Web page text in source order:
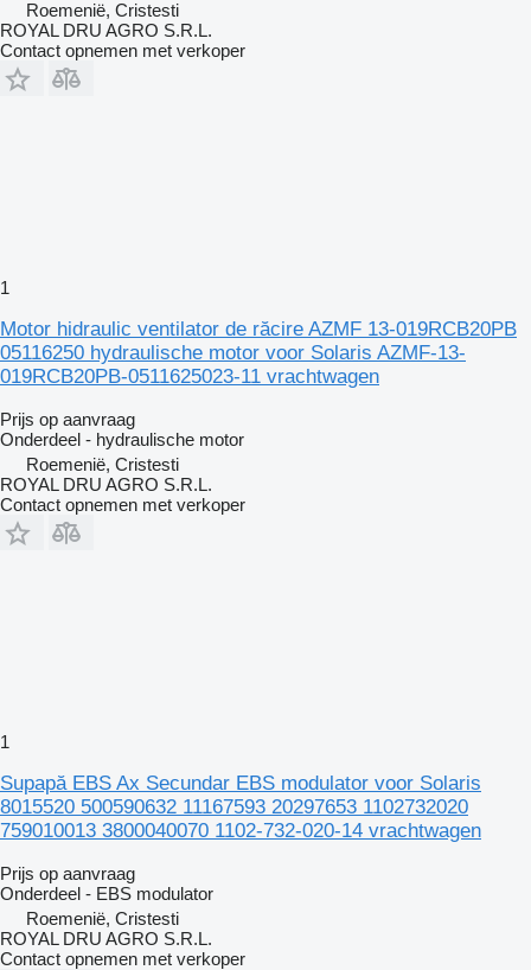
Roemenië, Cristesti
ROYAL DRU AGRO S.R.L.
Contact opnemen met verkoper
1
Motor hidraulic ventilator de răcire AZMF 13-019RCB20PB
05116250 hydraulische motor voor Solaris AZMF-13-
019RCB20PB-0511625023-11 vrachtwagen
Prijs op aanvraag
Onderdeel - hydraulische motor
Roemenië, Cristesti
ROYAL DRU AGRO S.R.L.
Contact opnemen met verkoper
1
Supapă EBS Ax Secundar EBS modulator voor Solaris
8015520 500590632 11167593 20297653 1102732020
759010013 3800040070 1102-732-020-14 vrachtwagen
Prijs op aanvraag
Onderdeel - EBS modulator
Roemenië, Cristesti
ROYAL DRU AGRO S.R.L.
Contact opnemen met verkoper